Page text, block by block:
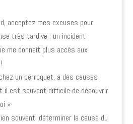
acceptez mes excuses pour
très tardive : un incident
me donnait plus accès aux
un perroquet, a des causes
il est souvent difficile de découvrir
»
souvent, déterminer la cause du